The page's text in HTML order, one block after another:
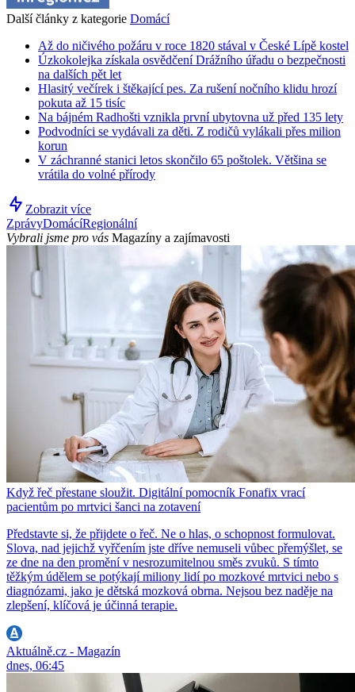
Další články z kategorie Domácí
Až do ničivého požáru v roce 1820 stával v České Lípě kostel
Úzkokolejka získala osvědčení Drážního úřadu o bezpečnosti
na dalších pět let
Hlasitý večírek i štěkající pes. Za rušení nočního klidu hrozí
pokuta až 15 tisíc
Na bájném Radhošti vznikla první ubytovna už před 135 lety
Podvodníci se vydávali za děti. Z rodičů vylákali přes milion
korun
V záchranné stanici letos skončilo 65 poštolek. Většina se
vrátila do volné přírody
Zobrazit více
ZprávyDomácíRegionální
Vybrali jsme pro vás Magazíny a zajímavosti
Když řeč přestane sloužit. Digitální pomocník Fonafix vrací
pacientům po mrtvici šanci na zotavení
Představte si, že přijdete o řeč. Ne o hlas, o schopnost formulovat.
Slova, nad jejichž vyřčením jste dříve nemuseli vůbec přemýšlet, se
ze dne na den promění v nesrozumitelnou směs zvuků. S tímto
těžkým údělem se potýkají miliony lidí po mozkové mrtvici nebo s
diagnózami, jako je dětská mozková obrna. Nejsou bez naděje na
zlepšení, klíčová je účinná terapie.
Aktuálně.cz - Magazín
dnes, 06:45